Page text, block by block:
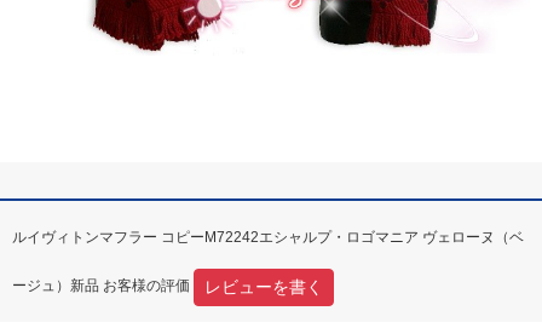
ルイヴィトンマフラー コピーM72242エシャルプ・ロゴマニア ヴェローヌ（ベ
ージュ）新品 お客様の評価 レビューを書く